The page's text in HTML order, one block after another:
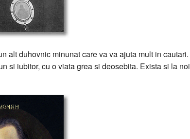
alt duhovnic minunat care va va ajuta mult in cautari.
si iubitor, cu o viata grea si deosebita. Exista si la noi